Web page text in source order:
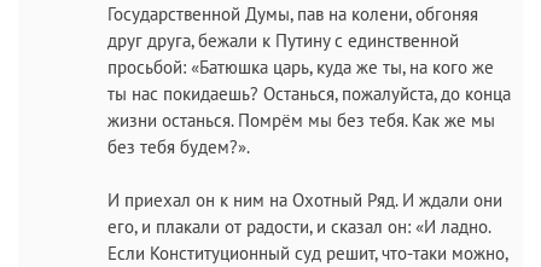
Государственной Думы, пав на колени, обгоняя
друг друга, бежали к Путину с единственной
просьбой: «Батюшка царь, куда же ты, на кого же
ты нас покидаешь? Останься, пожалуйста, до конца
жизни останься. Помрём мы без тебя. Как же мы
без тебя будем?».
И приехал он к ним на Охотный Ряд. И ждали они
его, и плакали от радости, и сказал он: «И ладно.
Если Конституционный суд решит, что-таки можно,